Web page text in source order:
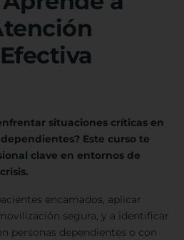
situaciones críticas en
Este curso te
clave en entornos de
encamados, aplicar
segura, y a identificar
personas dependientes o con